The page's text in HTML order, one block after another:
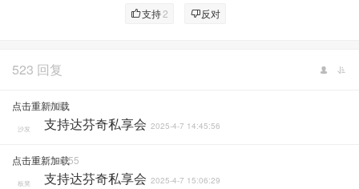
支持2 反对
523 回复
点击重新加载
奇遇
沙发 支持达芬奇私享会 2025-4-7 14:45:56
点击重新加载
Xxxqf55
板凳 支持达芬奇私享会 2025-4-7 15:06:29